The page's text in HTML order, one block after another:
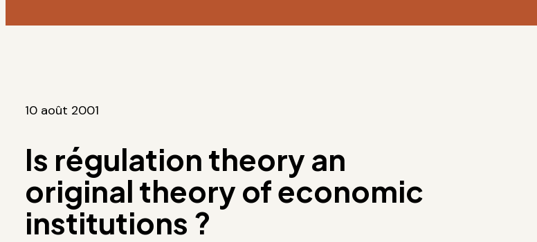
10 août 2001
Is régulation theory an
original theory of economic
institutions ?